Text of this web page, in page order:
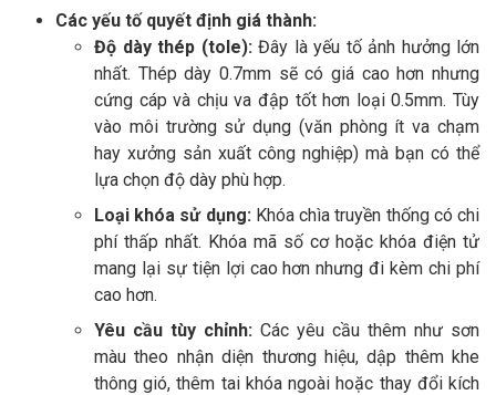
Các yếu tố quyết định giá thành:
Độ dày thép (tole): Đây là yếu tố ảnh hưởng lớn
nhất. Thép dày 0.7mm sẽ có giá cao hơn nhưng
cứng cáp và chịu va đập tốt hơn loại 0.5mm. Tùy
vào môi trường sử dụng (văn phòng ít va chạm
hay xưởng sản xuất công nghiệp) mà bạn có thể
lựa chọn độ dày phù hợp.
Loại khóa sử dụng: Khóa chìa truyền thống có chi
phí thấp nhất. Khóa mã số cơ hoặc khóa điện tử
mang lại sự tiện lợi cao hơn nhưng đi kèm chi phí
cao hơn.
Yêu cầu tùy chỉnh: Các yêu cầu thêm như sơn
màu theo nhận diện thương hiệu, dập thêm khe
thông gió, thêm tai khóa ngoài hoặc thay đổi kích